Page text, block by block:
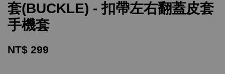
套(BUCKLE) - 扣帶左右翻蓋皮套
手機套
NT$ 299